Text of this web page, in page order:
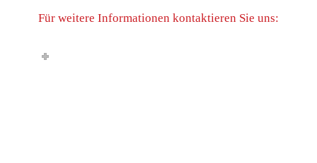
Für weitere Informationen kontaktieren Sie uns: